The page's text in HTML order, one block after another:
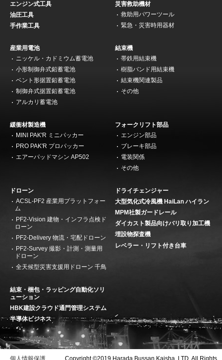
エンジン式工具
油圧工具
手作業工具
災害救助機材
救助用パワーツール
緊急・災害時用器材
産業用電池
ニッケル・カドミウム蓄電池
小形制御弁式鉛蓄電池
ベント形据置鉛蓄電池
制御弁式据置鉛蓄電池
アルカリ蓄電池
結束機
帯鉄用結束機
樹脂バンド用結束機
結束機関連製品
その他
緩衝材製造機
MINI PAK'R ミニパッカー
PRO PAK'R プロパッカー
エアーパッドマシン AP502
フォークリフト部品
エンジン部品
ブレーキ部品
電装関係
その他
ドローン
ACSL-PF2 産業用プラットフォー
ム
PF2-Vision 建物・インフラ点検ド
ローン
PF2-Delivery 物流・宅配ドローン
PF2-Survey 撮影・計測・測量用
ドローン
全天候型災害支援用ドローン 千鳥
ドライチェンジャー
大型気化式冷風機 HaiLan ハイラン
MPM社製ガードレール
ダイカスト製品向けバリ取り加工機
埋設物探査機
レベラー・リフト付き台車
結束・梱包・ラッピング自動化ソリ
ューション
HBK建設クラウド通門管理システム
半導体ビジネス
個人情報保護 Copyright ©2019 Harada Bussan Kaisha, LTD. All Rights